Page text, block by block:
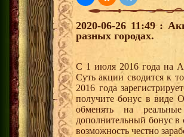
2020-06-26 11:49 :
разных городах.
С 1 июля 2016 года на
Суть акции сводится к
2016 года
получите бонус в
обменять на
дополнительный бонус в
возможность честно